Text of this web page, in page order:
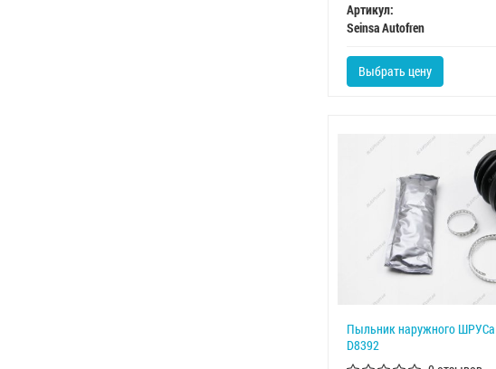
Артикул:
Seinsa Autofren
Выбрать цену
Пыльник наружного ШРУСа
D8392